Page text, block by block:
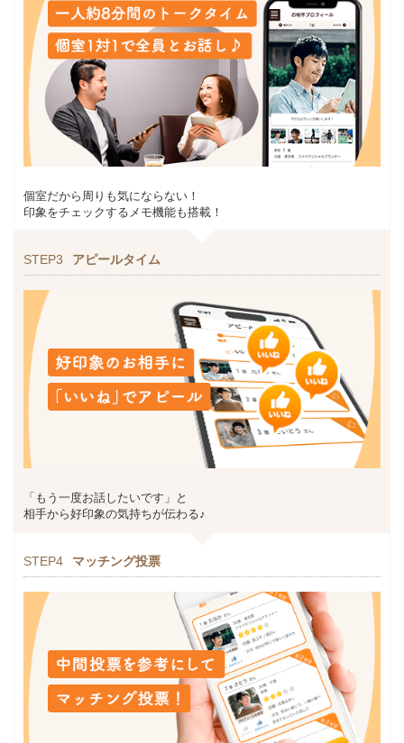
個室だから周りも気にならない！
印象をチェックするメモ機能も搭載！
STEP3 アピールタイム
「もう一度お話したいです」と
相手から好印象の気持ちが伝わる♪
STEP4 マッチング投票